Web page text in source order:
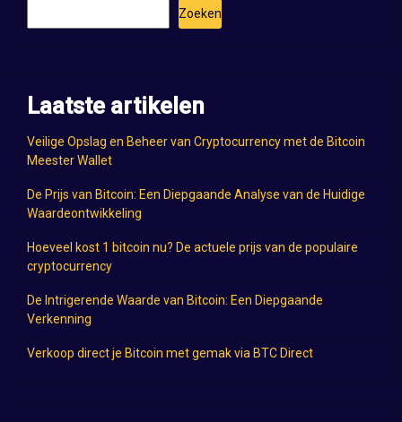
Zoeken
Laatste artikelen
Veilige Opslag en Beheer van Cryptocurrency met de Bitcoin
Meester Wallet
De Prijs van Bitcoin: Een Diepgaande Analyse van de Huidige
Waardeontwikkeling
Hoeveel kost 1 bitcoin nu? De actuele prijs van de populaire
cryptocurrency
De Intrigerende Waarde van Bitcoin: Een Diepgaande
Verkenning
Verkoop direct je Bitcoin met gemak via BTC Direct